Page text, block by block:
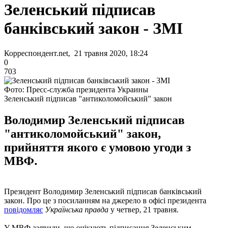
Зеленський підписав
банківський закон - ЗМІ
Корреспондент.net, 21 травня 2020, 18:24
0
703
Фото: Пресс-служба президента Украины
Зеленський підписав "антиколомойський" закон
Володимир Зеленський підписав
"антиколомойський" закон,
прийняття якого є умовою угоди з
МВФ.
Президент Володимир Зеленський підписав банківський
закон. Про це з посиланням на джерело в офісі президента
повідомляє Українська правда у четвер, 21 травня.